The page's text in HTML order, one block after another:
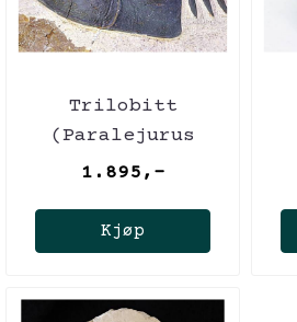
Trilobitt
(Paralejurus
spatuliformis)
1.895,-
Kjøp